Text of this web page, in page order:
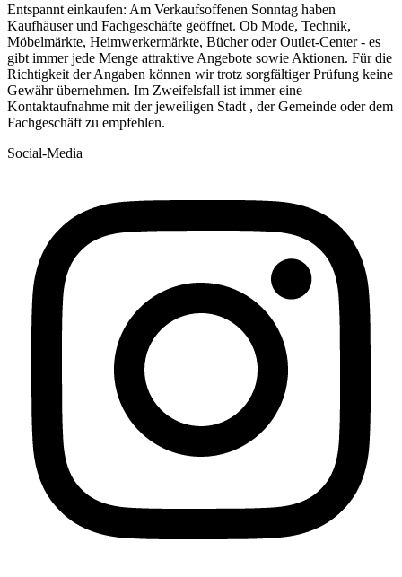
Entspannt einkaufen: Am Verkaufsoffenen Sonntag haben
Kaufhäuser und Fachgeschäfte geöffnet. Ob Mode, Technik,
Möbelmärkte, Heimwerkermärkte, Bücher oder Outlet-Center - es
gibt immer jede Menge attraktive Angebote sowie Aktionen. Für die
Richtigkeit der Angaben können wir trotz sorgfältiger Prüfung keine
Gewähr übernehmen. Im Zweifelsfall ist immer eine
Kontaktaufnahme mit der jeweiligen Stadt , der Gemeinde oder dem
Fachgeschäft zu empfehlen.
Social-Media